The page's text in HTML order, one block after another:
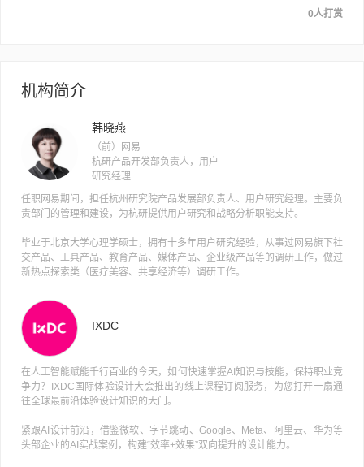
0人打赏
机构简介
韩晓燕
（前）网易
杭研产品开发部负责人，用户
研究经理
任职网易期间，担任杭州研究院产品发展部负责人、用户研究经理。主要负
责部门的管理和建设，为杭研提供用户研究和战略分析职能支持。
毕业于北京大学心理学硕士，拥有十多年用户研究经验，从事过网易旗下社
交产品、工具产品、教育产品、媒体产品、企业级产品等的调研工作，做过
新热点探索类（医疗美容、共享经济等）调研工作。
IXDC
在人工智能赋能千行百业的今天，如何快速掌握AI知识与技能，保持职业竞
争力？IXDC国际体验设计大会推出的线上课程订阅服务，为您打开一扇通
往全球最前沿体验设计知识的大门。
紧跟AI设计前沿，借鉴微软、字节跳动、Google、Meta、阿里云、华为等
头部企业的AI实战案例，构建“效率+效果”双向提升的设计能力。